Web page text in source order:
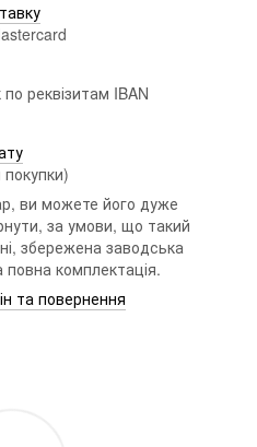
реквізитам IBAN
ви можете його дуже
за умови, що такий
збережена заводська
комплектація.
та повернення